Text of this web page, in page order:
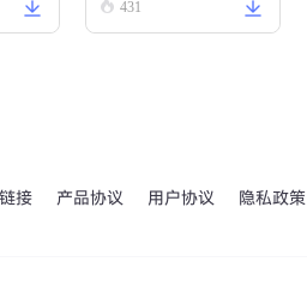
onomo
431
接 产品协议 用户协议 隐私政策